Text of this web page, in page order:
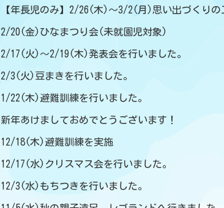
【年長児のみ】2/26(木)～3/2(月)思い出づくりの
2/20(金)ひなまつり会(未就園児対象)
2/17(火)～2/19(木)発表会を行いました。
2/3(火)豆まきを行いました。
1/22(木)避難訓練を行いました。
新年あけましておめでとうございます！
12/18(木)避難訓練を実施
12/17(水)クリスマス会を行いました。
12/3(水)もちつきを行いました。